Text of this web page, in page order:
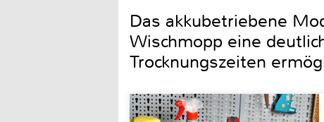
Das akkubetriebene
Wischmopp eine
Trocknungszeiten